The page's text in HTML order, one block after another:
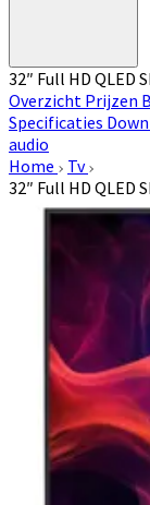
32″ Full HD QLED
Overzicht Prijzen
Specificaties
audio
Home
Tv
32″ Full HD QLED